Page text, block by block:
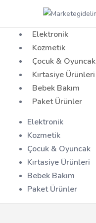
Elektronik
Kozmetik
Çocuk & Oyuncak
Kırtasiye Ürünleri
Bebek Bakım
Paket Ürünler
Elektronik
Kozmetik
Çocuk & Oyuncak
Kırtasiye Ürünleri
Bebek Bakım
Paket Ürünler